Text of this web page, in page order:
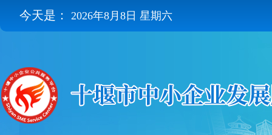
今天是： 2026年8月8日 星期六